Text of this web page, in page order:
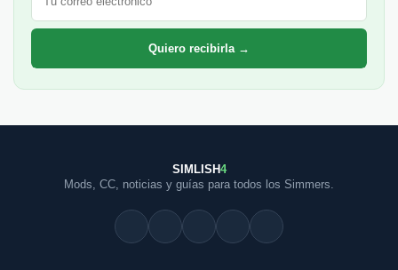
Quiero recibirla →
SIMLISH4
Mods, CC, noticias y guías para todos los Simmers.